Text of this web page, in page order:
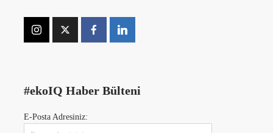
#ekoIQ Haber Bülteni
E-Posta Adresiniz: